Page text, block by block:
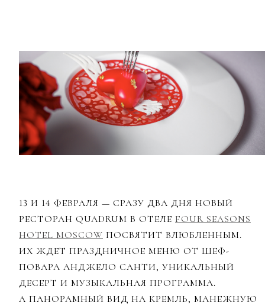
13 И 14 ФЕВРАЛЯ — СРАЗУ ДВА ДНЯ НОВЫЙ
РЕСТОРАН QUADRUM В ОТЕЛЕ FOUR SEASONS
HOTEL MOSCOW ПОСВЯТИТ ВЛЮБЛЕННЫМ.
ИХ ЖДЕТ ПРАЗДНИЧНОЕ МЕНЮ ОТ ШЕФ-
ПОВАРА АНДЖЕЛО САНТИ, УНИКАЛЬНЫЙ
ДЕСЕРТ И МУЗЫКАЛЬНАЯ ПРОГРАММА.
А ПАНОРАМНЫЙ ВИД НА КРЕМЛЬ, МАНЕЖНУЮ